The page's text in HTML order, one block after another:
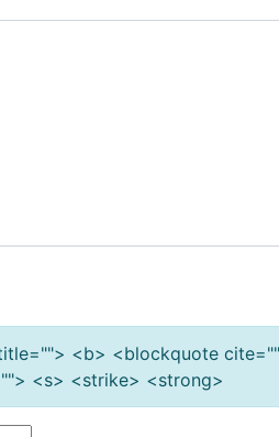
<b> <blockquote
<s> <strike> <strong>